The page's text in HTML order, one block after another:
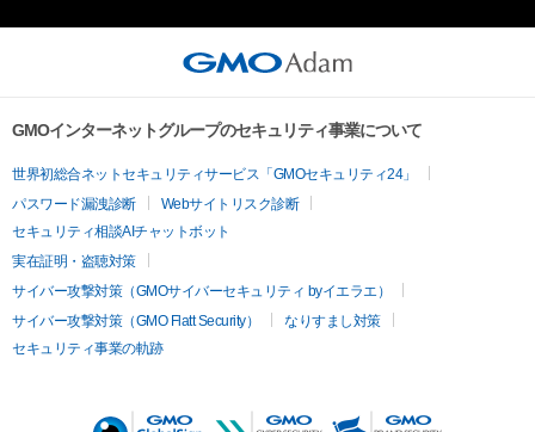
GMOインターネットグループのセキュリティ事業について
世界初総合ネットセキュリティサービス「GMOセキュリティ24」
パスワード漏洩診断
Webサイトリスク診断
セキュリティ相談AIチャットボット
実在証明・盗聴対策
サイバー攻撃対策（GMOサイバーセキュリティ byイエラエ）
サイバー攻撃対策（GMO Flatt Security）
なりすまし対策
セキュリティ事業の軌跡